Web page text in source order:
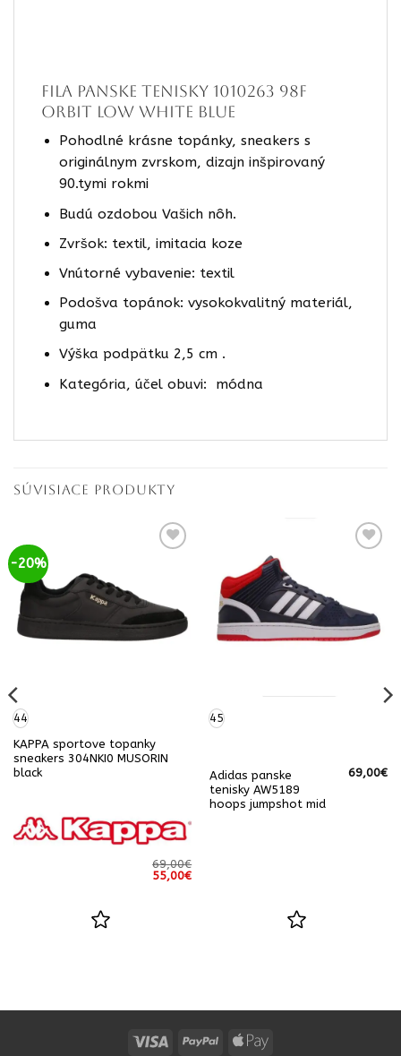
FILA Panske tenisky 1010263 98F
ORBIT LOW WHITE blue
Pohodlné krásne topánky, sneakers s
originálnym zvrskom, dizajn inšpirovaný
90.tymi rokmi
Budú ozdobou Vašich nôh.
Zvršok: textil, imitacia koze
Vnútorné vybavenie: textil
Podošva topánok: vysokokvalitný materiál,
guma
Výška podpätku 2,5 cm .
Kategória, účel obuvi: módna
SÚVISIACE PRODUKTY
-20%
44
KAPPA sportove topanky
sneakers 304NKI0 MUSORIN
black
69,00€
Pôvodná
cena
55,00€Aktuálna
45
Adidas panske
tenisky AW5189
hoops jumpshot mid
69,00€
Visa PayPal
Apple